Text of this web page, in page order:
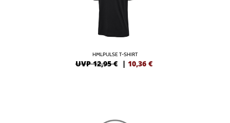
HMLPULSE T-SHIRT
UVP 12,95 € | 10,36 €